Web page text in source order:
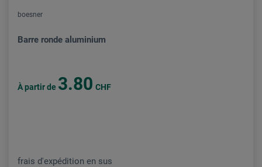
boesner
Barre ronde aluminium
À partir de 3.80 CHF
frais d'expédition en sus